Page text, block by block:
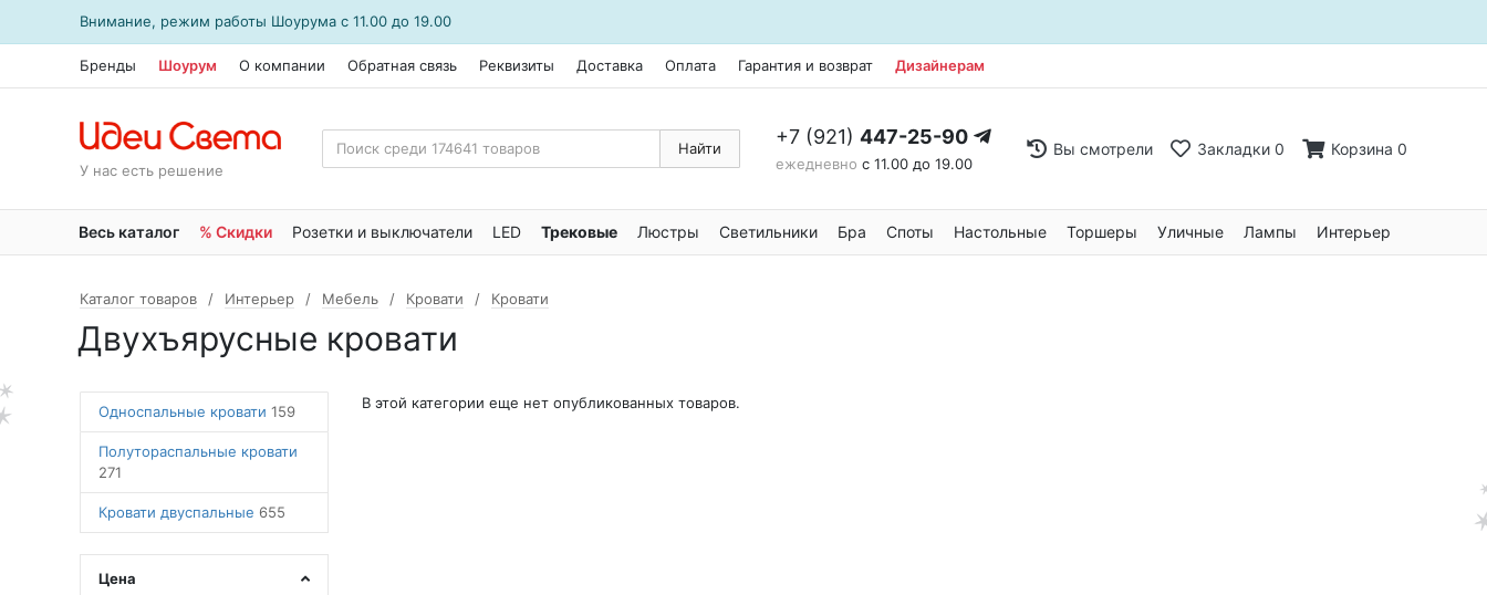
Внимание, режим работы Шоурума с 11.00 до 19.00
Бренды Шоурум О компании Обратная связь Реквизиты Доставка Оплата Гарантия и возврат Дизайнерам
У нас есть решение
Найти +7 (921) 447-25-90
ежедневно с 11.00 до 19.00
Вы смотрели Закладки 0 Корзина 0
Весь каталог % Скидки Розетки и выключатели LED Трековые Люстры Светильники Бра Споты Настольные Торшеры Уличные Лампы Интерьер
Каталог товаров Интерьер Мебель Кровати Кровати
Двухъярусные кровати
Односпальные кровати 159
Полутораспальные кровати
271
Кровати двуспальные 655
Цена
В этой категории еще нет опубликованных товаров.